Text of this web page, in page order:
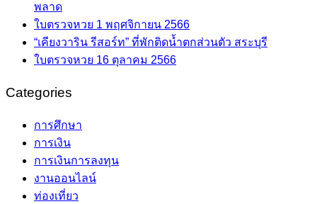
พลาด
ใบตรวจหวย 1 พฤศจิกายน 2566
“เคียงวาริน รีสอร์ท” ที่พักติดน้ำตกส่วนตัว สระบุรี
ใบตรวจหวย 16 ตุลาคม 2566
Categories
การศึกษา
การเงิน
การเงินการลงทุน
งานออนไลน์
ท่องเที่ยว